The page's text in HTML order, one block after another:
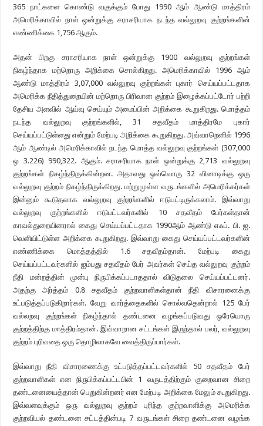
365 நாட்களை கொண்டு வகுக்கும் போது 1990 ஆம் ஆண்டு மாத்திரம்
அமெரிக்காவில் நாள் ஒன்றுக்கு சராசரியாக நடந்த வல்லுறவு குற்றங்களின்
எண்ணிக்கை 1,756 ஆகும்.
அதன் பிறகு சராசரியாக நாள் ஒன்றுக்கு 1900 வல்லுறவு குற்றங்கள்
நிகழ்ந்தாக மற்றொரு அறிக்கை சொல்கிறது. அமெரிக்காவில் 1996 ஆம்
ஆண்டு மாத்திரம் 3,07,000 வல்லுறவு குற்றங்கள் புகார் செய்யப்பட்டதாக
அமெரிக்க நீதித்துறையின் மற்றொரு பிரிவான குற்றம் இழைக்கப்பட்டோர் பற்றி
தேசிய அளவில் ஆய்வு செய்யும் அமைப்பின் அறிக்கை கூறுகிறது. மொத்தம்
நடந்த வல்லுறவு குற்றங்களில், 31 சதவீதம் மாத்திரமே புகார்
செய்யப்பட்டுள்ளது என்றும் மேற்படி அறிக்கை கூறுகிறது. அவ்வாறெனில் 1996
ஆம் ஆண்டில் அமெரிக்காவில் நடந்த மொத்த வல்லுறவு குற்றங்கள் (307,000
ஒ 3.226) 990,322. ஆகும். சராசரியாக நாள் ஒன்றுக்கு 2,713 வல்லுறவு
குற்றங்கள் நிகழ்ந்திருக்கின்றன. அதாவது ஒவ்வொரு 32 வினாடிக்கு ஒரு
வல்லுறவு குற்றம் நிகழ்ந்திருக்கிறது. மற்றுமுள்ள வருடங்களில் அமெரிக்கர்கள்
இன்னும் கூடுதலாக வல்லுறவு குற்றங்களில் ஈடுபட்டிருக்கலாம். இவ்வாறு
வல்லுறவு குற்றங்களில் ஈடுபட்டவர்களில் 10 சதவீதம் பேர்கள்தான்
காவல்துறையினரால் கைது செய்யப்பட்டதாக 1990ஆம் ஆண்டு எஃப். பி. ஐ.
வெளியிட்டுள்ள அறிக்கை கூறுகிறது. இவ்வாறு கைது செய்யப்பட்டவர்களின்
எண்ணிக்கை மொத்தத்தில் 1.6 சதவீதம்தான். மேற்படி கைது
செய்யப்பட்டவர்களில் ஐம்பது சதவீதம் பேர் அவர்கள் செய்த வல்லுறவு குற்றம்
நீதி மன்றத்தின் முன்பு நிருபிக்கப்படாததால் விடுதலை செய்யப்பட்டனர்.
அதற்கு அர்த்தம் 0.8 சதவீதம் குற்றவாளிகள்தான் நீதி விசாரனைக்கு
உட்படுத்தப்படுகிறார்கள். வேறு வார்த்தைகளில் சொல்வதென்றால் 125 பேர்
வல்லறவு குற்றங்கள் நிகழ்ந்தால் தண்டனை வழங்கப்படுவது ஒரேயொரு
குற்றத்திற்கு மாத்திரம்தான். இவ்வாறான சட்டங்கள் இருந்தால் பலர், வல்லுறவு
குற்றம் புரிவதை ஒரு தொழிலாகவே வைத்திருப்பார்கள்.
இவ்வாறு நீதி விசாரணைக்கு உட்படுத்தப்பட்டவர்களில் 50 சதவீதம் பேர்
குற்றவாளிகள் என நிருபிக்கப்பட்டபின் 1 வருடத்திற்கும் குறைவான சிறை
தண்டனையைத்தான் பெறுகின்றனர் என மேற்படி அறிக்கை மேலும் கூறுகிறது.
இவ்வளவுக்கும் ஒரு வல்லுறவு குற்றம் புரிந்த குற்றவாளிக்கு அமெரிக்க
குற்றவியல் தண்டனை சட்டத்தின்படி 7 வருடங்கள் சிறை தண்டனை வழங்க